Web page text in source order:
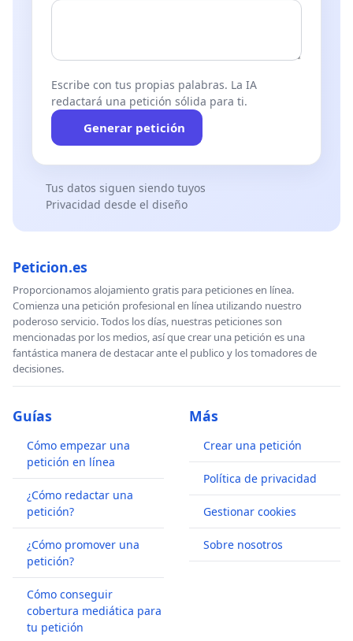
Escribe con tus propias palabras. La IA
redactará una petición sólida para ti.
Generar petición
Tus datos siguen siendo tuyos
Privacidad desde el diseño
Peticion.es
Proporcionamos alojamiento gratis para peticiones en línea.
Comienza una petición profesional en línea utilizando nuestro
poderoso servicio. Todos los días, nuestras peticiones son
mencionadas por los medios, así que crear una petición es una
fantástica manera de destacar ante el publico y los tomadores de
decisiones.
Guías
Cómo empezar una
petición en línea
¿Cómo redactar una
petición?
¿Cómo promover una
petición?
Cómo conseguir
cobertura mediática para
tu petición
Más
Crear una petición
Política de privacidad
Gestionar cookies
Sobre nosotros